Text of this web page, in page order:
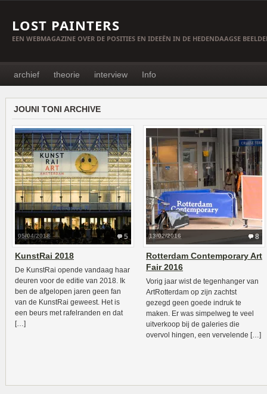
LOST PAINTERS
EEN WEBMAGAZINE OVER DE POSITIES EN IDEEËN IN DE HEDENDAAGSE
archief theorie interview Info
JOUNI TONI ARCHIVE
5
05/04/2018
KunstRai 2018
De KunstRai opende vandaag haar
deuren voor de editie van 2018. Ik
ben de afgelopen jaren geen fan
van de KunstRai geweest. Het is
een beurs met rafelranden en dat
[…]
8
13/02/2016
Rotterdam Contemporary Art
Fair 2016
Vorig jaar wist de tegenhanger van
ArtRotterdam op zijn zachtst
gezegd geen goede indruk te
maken. Er was simpelweg te veel
uitverkoop bij de galeries die
overvol hingen, een vervelende […]